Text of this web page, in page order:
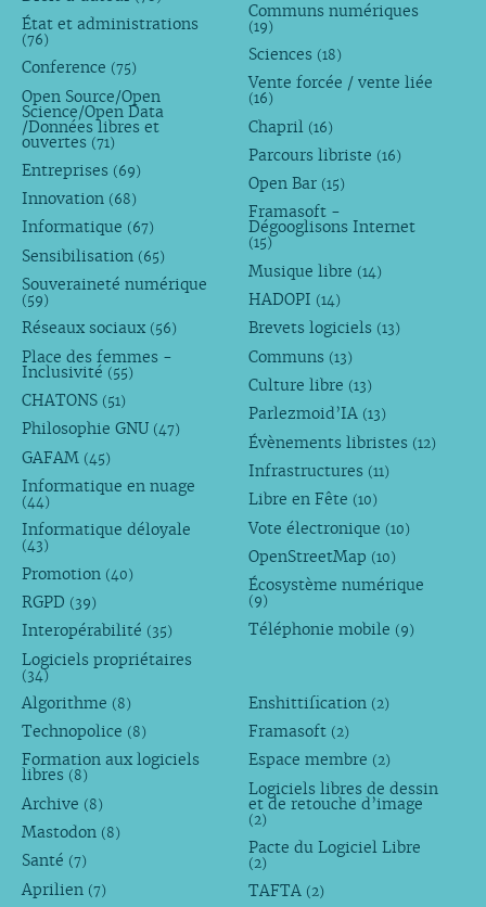
État et administrations
(76)
Conference (75)
Open Source/Open
Science/Open Data
/Données libres et
ouvertes (71)
Entreprises (69)
Innovation (68)
Informatique (67)
Sensibilisation (65)
Souveraineté numérique
(59)
Réseaux sociaux (56)
Place des femmes -
Inclusivité (55)
CHATONS (51)
Philosophie GNU (47)
GAFAM (45)
Informatique en nuage
(44)
Informatique déloyale
(43)
Promotion (40)
RGPD (39)
Interopérabilité (35)
Logiciels propriétaires
(34)
Communs numériques
(19)
Sciences (18)
Vente forcée / vente liée
(16)
Chapril (16)
Parcours libriste (16)
Open Bar (15)
Framasoft -
Dégooglisons Internet
(15)
Musique libre (14)
HADOPI (14)
Brevets logiciels (13)
Communs (13)
Culture libre (13)
Parlezmoid’IA (13)
Évènements libristes (12)
Infrastructures (11)
Libre en Fête (10)
Vote électronique (10)
OpenStreetMap (10)
Écosystème numérique
(9)
Téléphonie mobile (9)
Algorithme (8)
Technopolice (8)
Formation aux logiciels
libres (8)
Archive (8)
Mastodon (8)
Santé (7)
Aprilien (7)
Enshittification (2)
Framasoft (2)
Espace membre (2)
Logiciels libres de dessin
et de retouche d’image
(2)
Pacte du Logiciel Libre
(2)
TAFTA (2)